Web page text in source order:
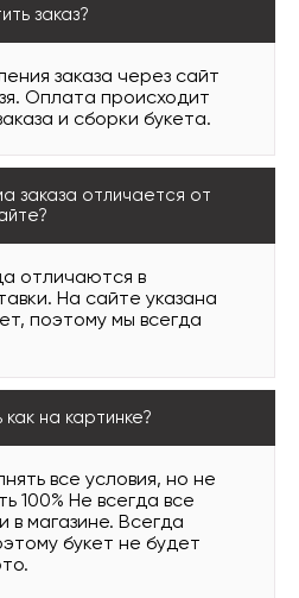
заказ?
заказа через сайт
Оплата происходит
и сборки букета.
заказа отличается от
отличаются в
На сайте указана
поэтому мы всегда
как на картинке?
все условия, но не
100% Не всегда все
в магазине. Всегда
букет не будет